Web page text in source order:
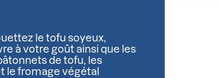
le tofu soyeux,
à votre goût ainsi que les
de tofu, les
le fromage végétal